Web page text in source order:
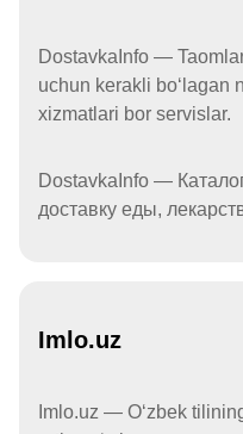
DostavkaInfo —
uchun kerakli boʻlagan
xizmatlari bor servislar.
DostavkaInfo —
доставку еды,
Imlo.uz
Imlo.uz — Oʻzbek